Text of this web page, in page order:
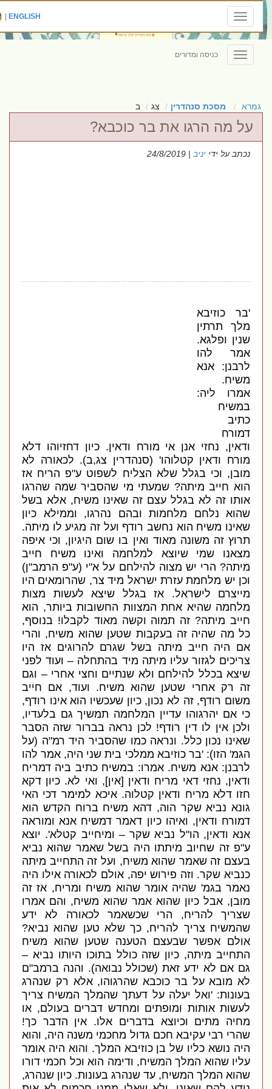
Toggle
navigation
ENGLISH
|
Toggle
navigation
כניסה ומדורים
גמרא מסכת סנהדרין צג ב
על מה הרגו את בר כוכבא?
נכתב על ידייניב| 24/8/2019
בר כוזיבא
מלך תרתין
שנין ופלגא.
אמר להו
לרבנן:אנא
משיח.
אמרו ליה:
במשיח
כתיב
דמורח
ודאין,נחזי אנן אי מורח ודאין.כיון דחזיוהו דלא
מורח ודאין קטלוהו' ( סנהדרין צג,ב).לכאורה לא
מובן,וכי בגלל שלא הצליח לשפוט ע "פ הריח אז
הוא חייב מיתה?שמעתי מי שהסביר שמה שהרגו
אותו זה לא בגלל עצם זה שאינו משיח,אלא בשל
שהוא נלחם מלחמות ובהם נהרגו,וממילא כיון
שאינו משיח הוא נחשב רודף ועל זה מגיע לו מיתה.
תרוץ זה משונה מאוד ואין בו שום היגיון,וכי איפה
מצאנו שמי שיוצא למלחמה ואינו משיח חייב
מיתה?הרי יש מצוה להילחם על א "י(ע "פ הרמב"ן)
וכן יש מלחמת עזרת ישראל מיד צר,שהרומאים היו
מייצרם לישראל.אז בגלל שיצא לעשות מצות
מלחמה שהיא אחת המצוות החשובות ביותר,הוא
חייב מיתה?זה תמוה וקשה מאוד לקבלו!בנוסף,
כל מה שהיה זה בעקבות שטען שהוא משיח,והרי
אם היה חייב מיתה בשל שגרם להרוגים אז היו
צריכים לגזור עליו מיתה מיד בהתחלה – ועוד לפני
שיצא בכלל להילחם ולא שנתיים וחצי אחרי – וגם
זה רק אחרי שטען שהוא משיח.ועוד,אם חייב
משום רודף,זה לא נכון,כיון שעכשיו הוא אינו רודף,
כי אם יהרגוהו עדיין המלחמה תמשיך גם בלעדיו,
ולכן אין לו דין רודף!לכן נראה בברור שזה הסבר
שאינו נכון כלל.ונראה כמו שהסביר היד רמ"ה(על
הגמ'הזו)
:
'בר כוזיבא ממלכי בית שני היה,אמר להו
לרבנן:אנא משיח.אמרו:במשיח כתיב ביה דמריח
ודאין,נחזי דאי מריח ודאין[אין],ואי לא.כיון דקא
חזו דלא מריח ודאין קטלוה.איכא למימר דכי האי
גונא נביא שקר הוה,דהא משיח ברוח הקדש הוא
דמורח ודאין,ואיהו כיון דאמר דמשיח אנא ומוראה
אנא ודאין,הו"ל נביא שקר – ומיחייב קטלא'.יוצא
"פ זה שחיוב מיתתו היה בשל שאמר שהוא נביא
בעצם זה שאמר שהוא משיח,ועל זה התחייב מיתה
כנביא שקר.וזה פירוש יפה,אולם לכאורה אילו היה
נאמר בגמ'שהיה אומר שהוא משיח ומריח,אז זה
מובן,אבל כיון שהוא אמר שהוא משיח,והם אמרו
שצריך להריח,הרי שכשאמר לכאורה לא ידע
שהמשיח צריך להריח,כך שלא טען שהוא נביא?
אולם אפשר שבעצם הטענה שטען שהוא משיח
התחייב מיתה,כיון ש זה כולל בתוכו היותו נביא –
גם אם לא ידע זאת(שכולל נבואה).והנה ברמב"ם
לא מובא על בר כוכבא שהרגוהו,אלא רק שנהרג
בעונות: 'ואל יעלה על דעתך שהמלך המשיח צריך
לעשות אותות ומופתים ומחדש דברים בעולם,או
מחיה מתים וכיוצא בדברים אלו.אין הדבר כך!
שהרי רבי עקיבא חכם גדול מחכמי משנה היה,והוא
היה נושא כליו של בן כוזיבא המלך.והוא היה אומר
עליו שהוא המלך המשיח,ודימה הוא וכל חכמי דורו
שהוא המלך המשיח,עד שנהרג בעונות.כיון שנהרג,